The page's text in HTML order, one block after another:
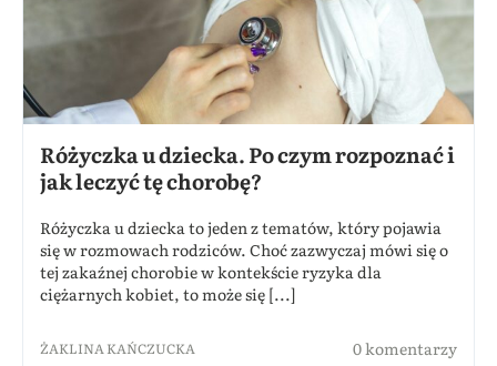
Różyczka u dziecka. Po czym rozpoznać i
jak leczyć tę chorobę?
Różyczka u dziecka to jeden z tematów, który pojawia
się w rozmowach rodziców. Choć zazwyczaj mówi się o
tej zakaźnej chorobie w kontekście ryzyka dla
ciężarnych kobiet, to może się [...]
ŻAKLINA KAŃCZUCKA 0 komentarzy